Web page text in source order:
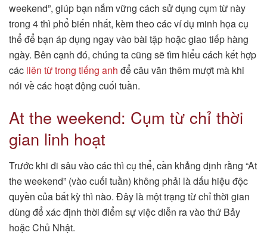
weekend”, giúp bạn nắm vững cách sử dụng cụm từ này
trong 4 thì phổ biến nhất, kèm theo các ví dụ minh họa cụ
thể để bạn áp dụng ngay vào bài tập hoặc giao tiếp hàng
ngày. Bên cạnh đó, chúng ta cũng sẽ tìm hiểu cách kết hợp
các liên từ trong tiếng anh để câu văn thêm mượt mà khi
nói về các hoạt động cuối tuần.
At the weekend: Cụm từ chỉ thời
gian linh hoạt
Trước khi đi sâu vào các thì cụ thể, cần khẳng định rằng “At
the weekend” (vào cuối tuần) không phải là dấu hiệu độc
quyền của bất kỳ thì nào. Đây là một trạng từ chỉ thời gian
dùng để xác định thời điểm sự việc diễn ra vào thứ Bảy
hoặc Chủ Nhật.